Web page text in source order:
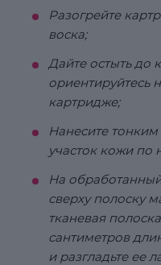
Разогрейте
воска;
Дайте остыть до
ориентируйтесь
картридже;
Нанесите
участок кожи по
На
сверху полоску
тканевая
сантиметров
и разгладьте ее